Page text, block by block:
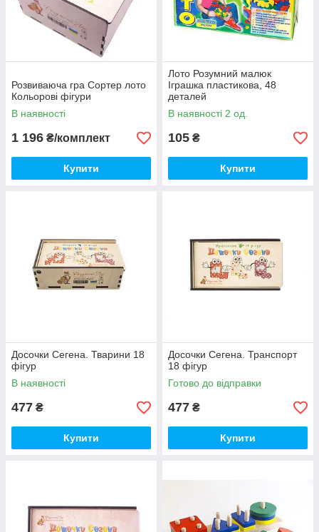
Розвиваюча гра Сортер лото
Кольорові фігури
В наявності
1 196 ₴/комплект
Купити
Лото Розумний малюк
Іграшка пластикова, 48
деталей
В наявності 2 од.
105 ₴
Купити
Досочки Сегена. Тварини 18
фігур
В наявності
477 ₴
Купити
Досочки Сегена. Транспорт
18 фігур
Готово до відправки
477 ₴
Купити